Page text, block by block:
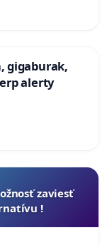
gigaburak,
alerty
zaviesť
!